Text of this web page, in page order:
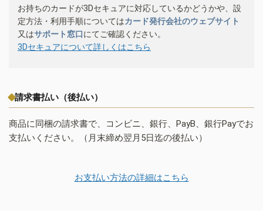
お持ちのカードが3Dセキュアに対応しているかどうかや、設
定方法・利用手順についてはカード発行会社のウェブサイト
又はサポート窓口にてご確認ください。
3Dセキュアについて詳しくはこちら
請求書払い（後払い）
商品に同梱の請求書で、コンビニ、銀行、PayB、銀行Payでお
支払いください。（月末締め翌月5日迄の後払い）
お支払い方法の詳細はこちら